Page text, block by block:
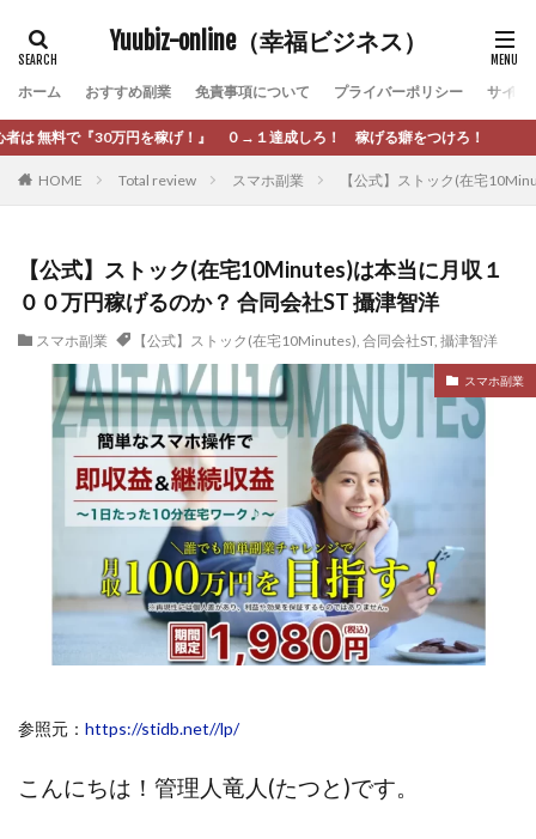
Yuubiz-online（幸福ビジネス）
ホーム おすすめ副業 免責事項について プライバーポリシー サイト
』 ０→１達成しろ！ 稼げる癖をつけろ！
HOME Total review スマホ副業 【公式】ストック(在宅
【公式】ストック(在宅10Minutes)は本当に月収１
００万円稼げるのか？ 合同会社ST 攝津智洋
スマホ副業 【公式】ストック(在宅10Minutes), 合同会社ST, 攝津智洋
スマホ副業
参照元： https://stidb.net//lp/
こんにちは！ 管理人竜人(たつと)です。
タグ
[公式]マネツク 松永千代 本田
杉本 裕介
村上翔吾
村岡 大樹 村麻巴香
松尾健一郎
松澤英二
本当にあったうまい話
松野有希
柏木直人
栗原久美子 栗田真一
株式会社 door
株式会社 e-FLAGS
株式会社 FREDERIQS
株式会社 安藤企画
株式会社 業
株式会社１(イチ)
株式会社8Bee
本橋へいすけ
木村大輔
株式会社Appacle
日給5万円可能なながら感覚の副収入アプリ
投資家 亜依
攝津智洋
放置ISマネー(放置 is money)
斎藤 敏雄 新井 孝弘
新井 悠馬
新川卓也
新選組(ガチンコ副業投資)
星野拓馬
暮らしのノマド
最先端スマホワーク
最新AI 5つの錬金術
最短即日>>高収入
最速PPCアフィリエイト
有限会社現代
有限会社自由人
望月 光